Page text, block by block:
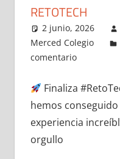
RETOTECH
2 junio, 2026
Merced Colegio
comentario
Finaliza
hemos
experiencia
orgullo